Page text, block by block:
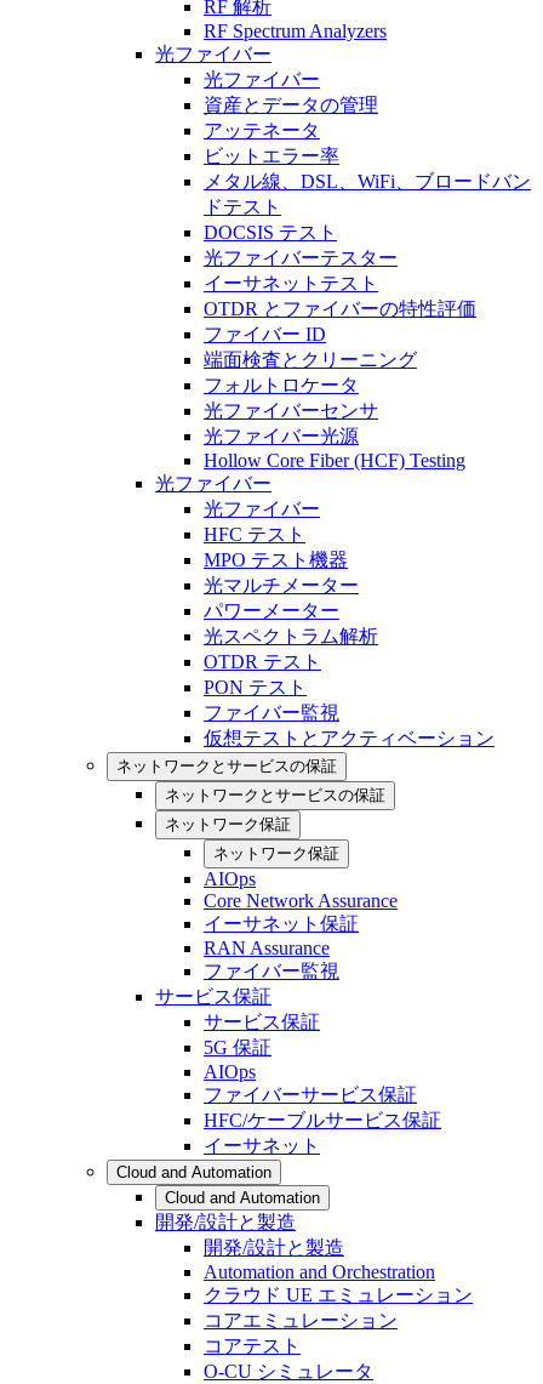
RF 解析
RF Spectrum Analyzers
光ファイバー
光ファイバー
資産とデータの管理
アッテネータ
ビットエラー率
メタル線、DSL、WiFi、ブロードバン
ドテスト
DOCSIS テスト
光ファイバーテスター
イーサネットテスト
OTDR とファイバーの特性評価
ファイバー ID
端面検査とクリーニング
フォルトロケータ
光ファイバーセンサ
光ファイバー光源
Hollow Core Fiber (HCF) Testing
光ファイバー
光ファイバー
HFC テスト
MPO テスト機器
光マルチメーター
パワーメーター
光スペクトラム解析
OTDR テスト
PON テスト
ファイバー監視
仮想テストとアクティベーション
ネットワークとサービスの保証
ネットワークとサービスの保証
ネットワーク保証
ネットワーク保証
AIOps
Core Network Assurance
イーサネット保証
RAN Assurance
ファイバー監視
サービス保証
サービス保証
5G 保証
AIOps
ファイバーサービス保証
HFC/ケーブルサービス保証
イーサネット
Cloud and Automation
Cloud and Automation
開発/設計と製造
開発/設計と製造
Automation and Orchestration
クラウド UE エミュレーション
コアエミュレーション
コアテスト
O-CU シミュレータ